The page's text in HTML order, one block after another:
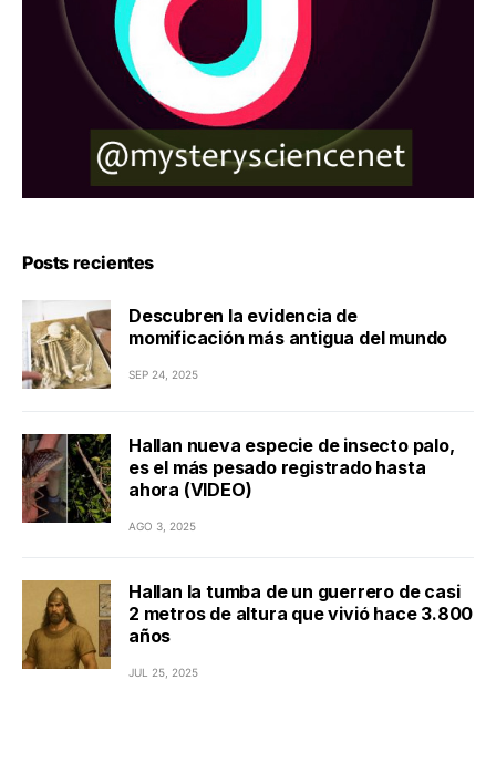
Posts recientes
Descubren la evidencia de
momificación más antigua del mundo
SEP 24, 2025
Hallan nueva especie de insecto palo,
es el más pesado registrado hasta
ahora (VIDEO)
AGO 3, 2025
Hallan la tumba de un guerrero de casi
2 metros de altura que vivió hace 3.800
años
JUL 25, 2025